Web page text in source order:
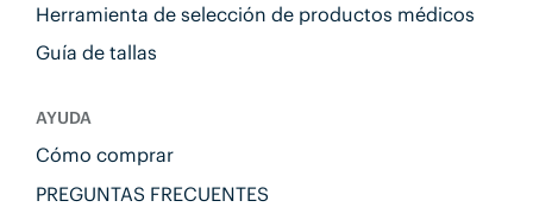
Herramienta de selección de productos médicos
Guía de tallas
AYUDA
Cómo comprar
PREGUNTAS FRECUENTES